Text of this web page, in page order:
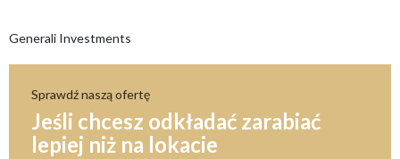
Generali Investments
Sprawdź naszą ofertę
Jeśli chcesz odkładać zarabiać
lepiej niż na lokacie